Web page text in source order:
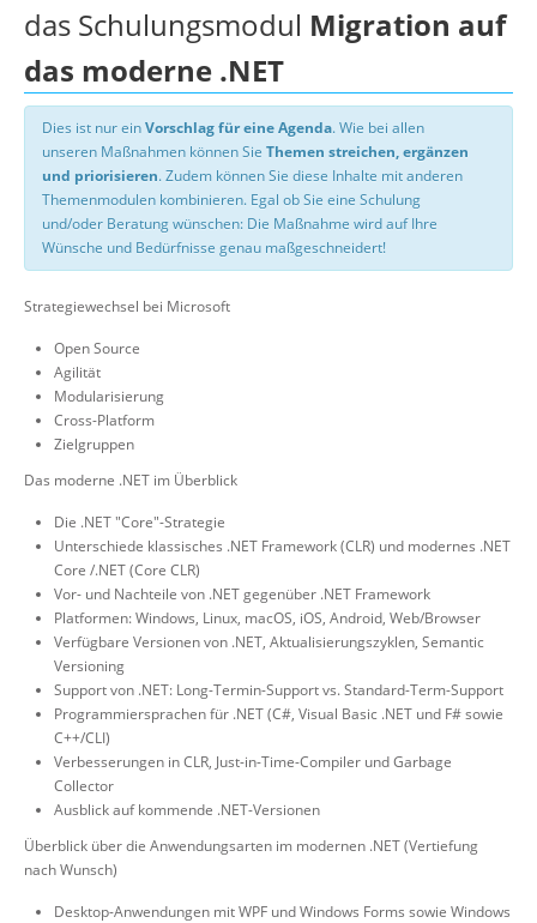
das Schulungsmodul Migration auf
das moderne .NET
Dies ist nur einVorschlag für eine Agenda. Wie bei allen
unseren Maßnahmen können Sie Themen streichen, ergänzen
und priorisieren. Zudem können Sie diese Inhalte mit anderen
Themenmodulen kombinieren. Egal ob Sie eine Schulung
und/oder Beratung wünschen: Die Maßnahme wird auf Ihre
Wünsche und Bedürfnisse genau maßgeschneidert!
Strategiewechsel bei Microsoft
Open Source
Agilität
Modularisierung
Cross-Platform
Zielgruppen
Das moderne .NET im Überblick
Die .NET "Core"-Strategie
Unterschiede klassisches .NET Framework (CLR) und modernes .NET
Core /.NET (Core CLR)
Vor- und Nachteile von .NET gegenüber .NET Framework
Platformen: Windows, Linux, macOS, iOS, Android, Web/Browser
Verfügbare Versionen von .NET, Aktualisierungszyklen, Semantic
Versioning
Support von .NET: Long-Termin-Support vs. Standard-Term-Support
Programmiersprachen für .NET (C#, Visual Basic .NET und F# sowie
C++/CLI)
Verbesserungen in CLR, Just-in-Time-Compiler und Garbage
Collector
Ausblick auf kommende .NET-Versionen
Überblick über die Anwendungsarten im modernen .NET (Vertiefung
nach Wunsch)
Desktop-Anwendungen mit WPF und Windows Forms sowie Windows